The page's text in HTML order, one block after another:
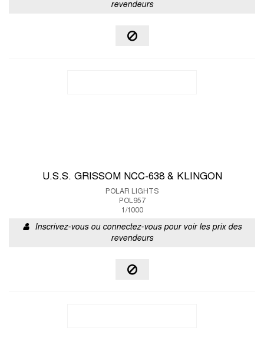
revendeurs
U.S.S. GRISSOM NCC-638 & KLINGON
POLAR LIGHTS
POL957
1/1000
Inscrivez-vous ou connectez-vous pour voir les prix des
revendeurs